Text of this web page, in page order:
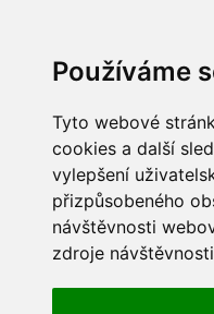
Používáme
Tyto webové
cookies a další
vylepšení
přizpůsobeného
návštěvnosti
zdroje